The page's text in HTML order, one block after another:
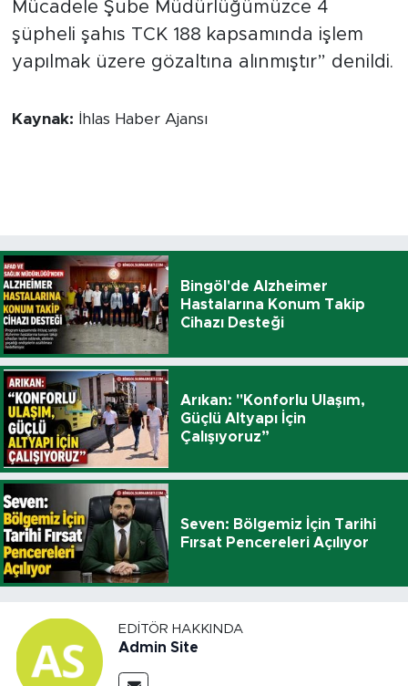
Mücadele Şube Müdürlüğümüzce 4
şüpheli şahıs TCK 188 kapsamında işlem
yapılmak üzere gözaltına alınmıştır” denildi.
Kaynak: İhlas Haber Ajansı
Bingöl'de Alzheimer
Hastalarına Konum Takip
Cihazı Desteği
Arıkan: "Konforlu Ulaşım,
Güçlü Altyapı İçin
Çalışıyoruz”
Seven: Bölgemiz İçin Tarihi
Fırsat Pencereleri Açılıyor
EDITÖR HAKKINDA
Admin Site